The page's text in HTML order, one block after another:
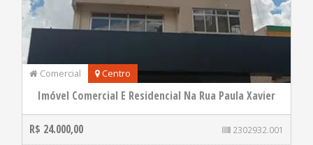
Comercial Centro
Imóvel Comercial E Residencial Na Rua Paula Xavier
R$ 24.000,00 2302932.001